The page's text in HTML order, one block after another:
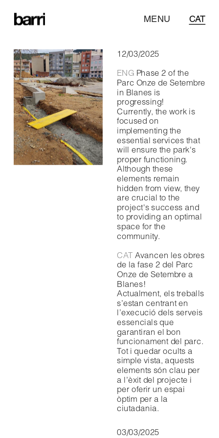
CAT
MENU
12/03/2025
ENG Phase 2 of the
Parc Onze de Setembre
in Blanes is
progressing!
Currently, the work is
focused on
implementing the
essential services that
will ensure the park's
proper functioning.
Although these
elements remain
hidden from view, they
are crucial to the
project's success and
to providing an optimal
space for the
community.
CAT Avancen les obres
de la fase 2 del Parc
Onze de Setembre a
Blanes!
Actualment, els treballs
s’estan centrant en
l’execució dels serveis
essencials que
garantiran el bon
funcionament del parc.
Tot i quedar ocults a
simple vista, aquests
elements són clau per
a l’èxit del projecte i
per oferir un espai
òptim per a la
ciutadania.
03/03/2025